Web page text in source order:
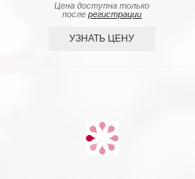
Цена доступна только
послерегистрации
УЗНАТЬ ЦЕНУ